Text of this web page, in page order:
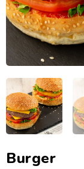
Burger